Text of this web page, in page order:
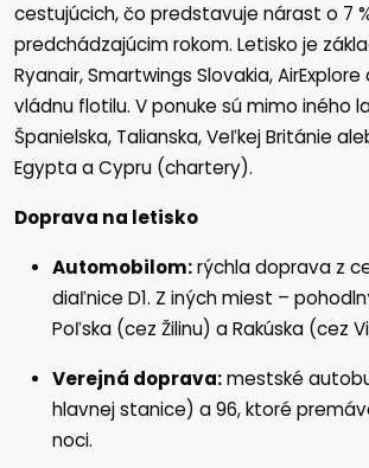
cestujúcich, čo predstavuje nárast o 7
predchádzajúcim rokom. Letisko je
Ryanair, Smartwings Slovakia,
vládnu flotilu. V ponuke sú mimo iného
Španielska, Talianska, Veľkej Británie
Egypta a Cypru (chartery).
Doprava na letisko
Automobilom:rýchla doprava z
diaľnice D1. Z iných miest –
Poľska (cez Žilinu) a Rakúska (cez
Verejná doprava:mestské
hlavnej stanice) a 96, ktoré
noci.